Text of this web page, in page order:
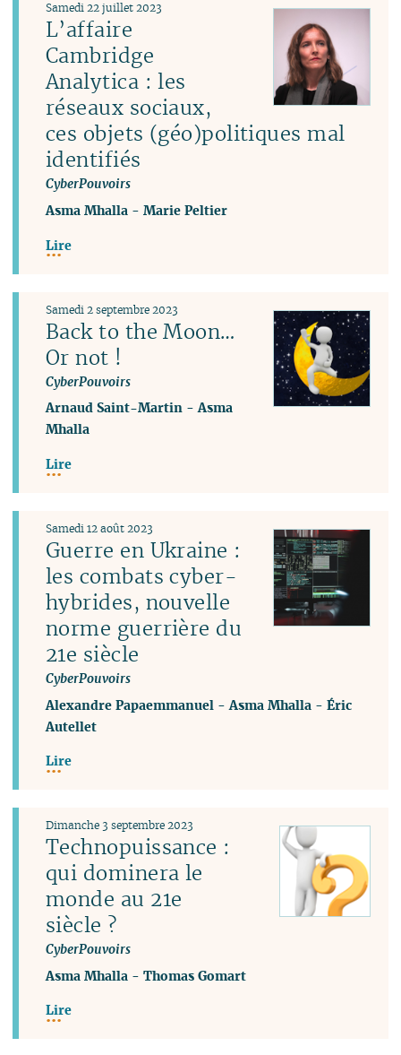
L’affaire
Cambridge
Analytica : les
réseaux sociaux,
ces objets (géo)politiques mal
identifiés
CyberPouvoirs
Samedi 22 juillet 2023
Asma Mhalla -Marie Peltier
Lire
Back to the Moon…
Or not !
CyberPouvoirs
Samedi 2 septembre 2023
Arnaud Saint-Martin -Asma
Mhalla
Lire
Guerre en Ukraine :
les combats cyber-
hybrides, nouvelle
norme guerrière du
21e siècle
CyberPouvoirs
Samedi 12 août 2023
Alexandre Papaemmanuel -Asma Mhalla -Éric
Autellet
Lire
Technopuissance :
qui dominera le
monde au 21e
siècle ?
CyberPouvoirs
Dimanche 3 septembre 2023
Asma Mhalla -Thomas Gomart
Lire